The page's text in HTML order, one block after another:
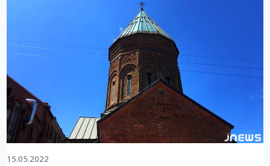
15.05.2022